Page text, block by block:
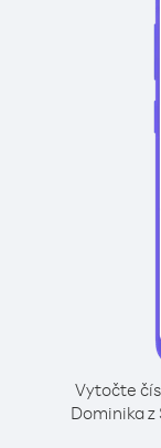
Vytočte
Dominika